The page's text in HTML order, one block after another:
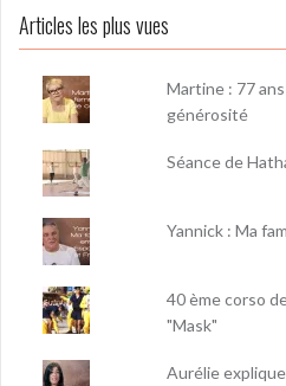
Articles les plus vues
Martine : 77
générosité
Séance de
Yannick : Ma
40 ème corso
"Mask"
Aurélie